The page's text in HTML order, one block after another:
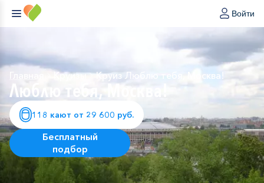
Войти
Круизы Круиз Люблю тебя, Москва!
Люблю тебя, Москва!
118 кают от 29 600 руб.
Бесплатный
подбор